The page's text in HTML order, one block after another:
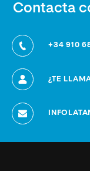
Contacta
+34 910
¿TE